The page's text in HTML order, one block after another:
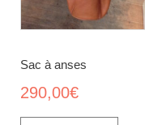
Sac à anses
290,00€